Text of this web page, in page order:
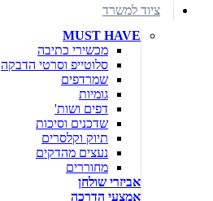
ציוד למשרד
MUST HAVE
מכשירי כתיבה
סלוטייפ וסרטי הדבקה
שמרדפים
גומיות
דפים ושות'
שדכנים וסיכות
תיוק וקלסרים
נעצים מהדקים
מחוררים
אביזרי שולחן
אמצעי הדרכה